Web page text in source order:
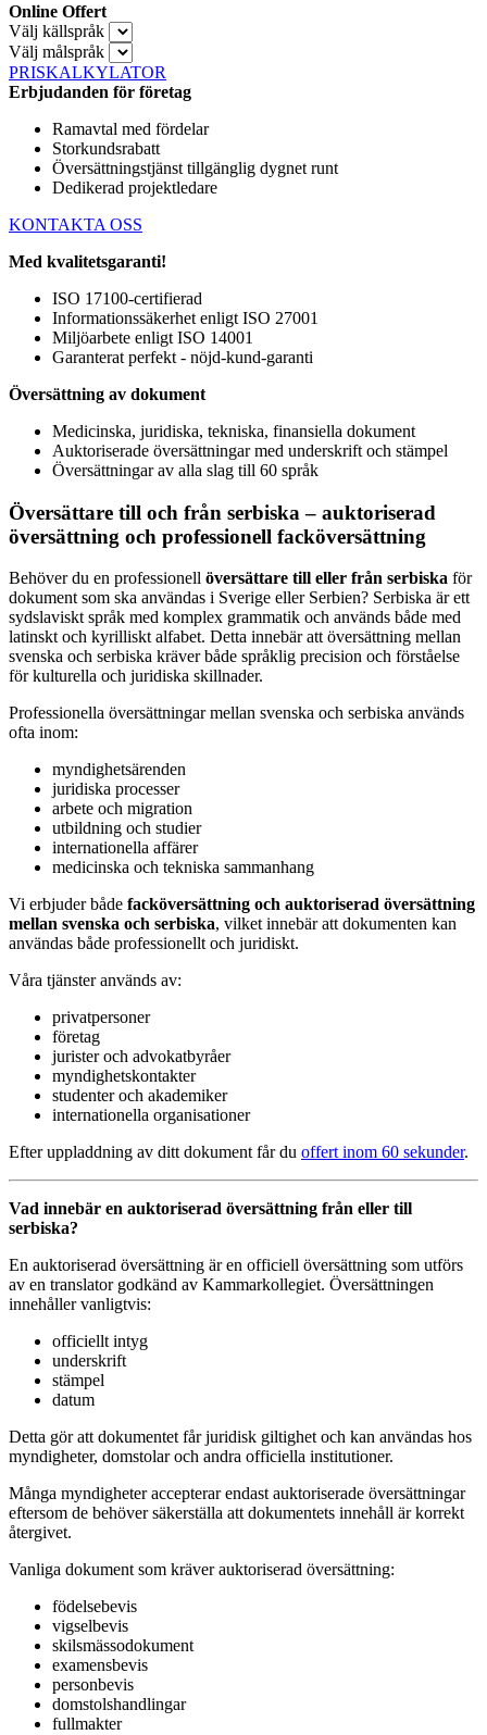
Online Offert
Välj källspråk
Välj målspråk
PRISKALKYLATOR
Erbjudanden för företag
Ramavtal med fördelar
Storkundsrabatt
Översättningstjänst tillgänglig dygnet runt
Dedikerad projektledare
KONTAKTA OSS
Med kvalitetsgaranti!
ISO 17100-certifierad
Informationssäkerhet enligt ISO 27001
Miljöarbete enligt ISO 14001
Garanterat perfekt - nöjd-kund-garanti
Översättning av dokument
Medicinska, juridiska, tekniska, finansiella dokument
Auktoriserade översättningar med underskrift och stämpel
Översättningar av alla slag till 60 språk
Översättare till och från serbiska – auktoriserad
översättning och professionell facköversättning
Behöver du en professionell översättare till eller från serbiska för
dokument som ska användas i Sverige eller Serbien? Serbiska är ett
sydslaviskt språk med komplex grammatik och används både med
latinskt och kyrilliskt alfabet. Detta innebär att översättning mellan
svenska och serbiska kräver både språklig precision och förståelse
för kulturella och juridiska skillnader.
Professionella översättningar mellan svenska och serbiska används
ofta inom:
myndighetsärenden
juridiska processer
arbete och migration
utbildning och studier
internationella affärer
medicinska och tekniska sammanhang
Vi erbjuder både facköversättning och auktoriserad översättning
mellan svenska och serbiska, vilket innebär att dokumenten kan
användas både professionellt och juridiskt.
Våra tjänster används av:
privatpersoner
företag
jurister och advokatbyråer
myndighetskontakter
studenter och akademiker
internationella organisationer
Efter uppladdning av ditt dokument får du offert inom 60 sekunder.
Vad innebär en auktoriserad översättning från eller till
serbiska?
En auktoriserad översättning är en officiell översättning som utförs
av en translator godkänd av Kammarkollegiet. Översättningen
innehåller vanligtvis:
officiellt intyg
underskrift
stämpel
datum
Detta gör att dokumentet får juridisk giltighet och kan användas hos
myndigheter, domstolar och andra officiella institutioner.
Många myndigheter accepterar endast auktoriserade översättningar
eftersom de behöver säkerställa att dokumentets innehåll är korrekt
återgivet.
Vanliga dokument som kräver auktoriserad översättning:
födelsebevis
vigselbevis
skilsmässodokument
examensbevis
personbevis
domstolshandlingar
fullmakter